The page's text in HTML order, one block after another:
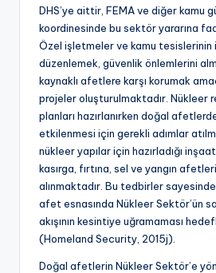
DHS’ye aittir, FEMA ve diğer kamu
koordinesinde bu sektör yararına
Özel işletmeler ve kamu tesislerinin
düzenlemek, güvenlik önlemlerini
kaynaklı afetlere karşı korumak
projeler oluşturulmaktadır. Nükleer
planları hazırlanırken doğal
etkilenmesi için gerekli adımlar
nükleer yapılar için hazırladığı
kasırga, fırtına, sel ve yangın
alınmaktadır. Bu tedbirler
afet esnasında Nükleer Sektör’ün
akışının kesintiye uğramaması
(Homeland Security, 2015j).
Doğal afetlerin Nükleer Sektör’e